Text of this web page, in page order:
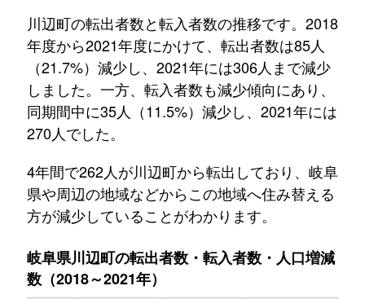
川辺町の転出者数と転入者数の推移です。2018
年度から2021年度にかけて、転出者数は85人
（21.7%）減少し、2021年には306人まで減少
しました。一方、転入者数も減少傾向にあり、
同期間中に35人（11.5%）減少し、2021年には
270人でした。
4年間で262人が川辺町から転出しており、岐阜
県や周辺の地域などからこの地域へ住み替える
方が減少していることがわかります。
岐阜県川辺町の転出者数・転入者数・人口増減
数（2018～2021年）